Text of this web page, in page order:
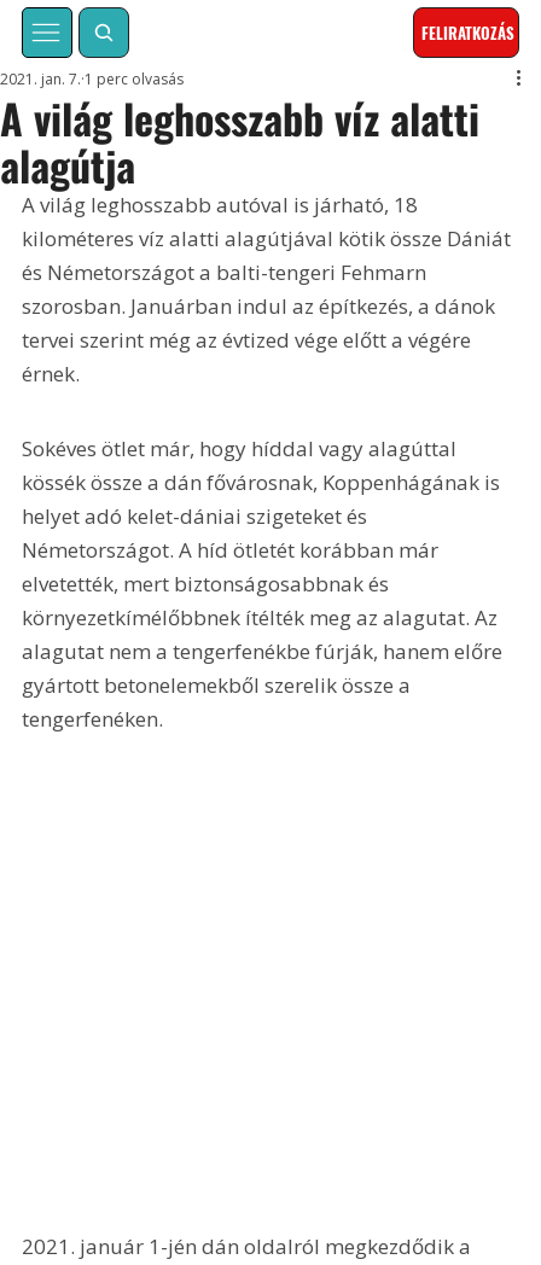
FELIRATKOZÁS
A világ leghosszabb víz alatti
alagútja
2021. jan. 7. 1 perc olvasás
A világ leghosszabb autóval is járható, 18
kilométeres víz alatti alagútjával kötik össze Dániát
és Németországot a balti-tengeri Fehmarn
szorosban. Januárban indul az építkezés, a dánok
tervei szerint még az évtized vége előtt a végére
érnek.
Sokéves ötlet már, hogy híddal vagy alagúttal
kössék össze a dán fővárosnak, Koppenhágának is
helyet adó kelet-dániai szigeteket és
Németországot. A híd ötletét korábban már
elvetették, mert biztonságosabbnak és
környezetkímélőbbnek ítélték meg az alagutat. Az
alagutat nem a tengerfenékbe fúrják, hanem előre
gyártott betonelemekből szerelik össze a
tengerfenéken.
2021. január 1-jén dán oldalról megkezdődik a